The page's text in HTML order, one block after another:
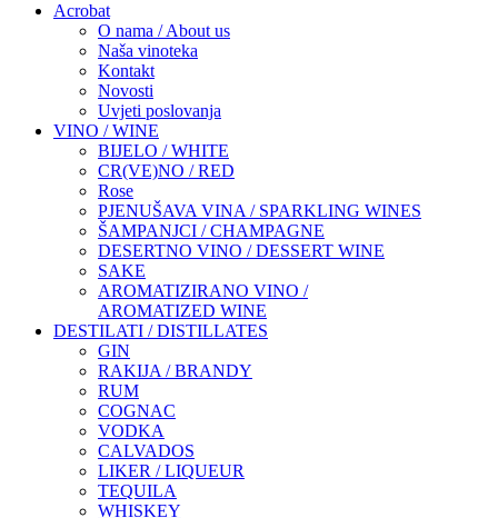
Acrobat
O nama / About us
Naša vinoteka
Kontakt
Novosti
Uvjeti poslovanja
VINO / WINE
BIJELO / WHITE
CR(VE)NO / RED
Rose
PJENUŠAVA VINA / SPARKLING WINES
ŠAMPANJCI / CHAMPAGNE
DESERTNO VINO / DESSERT WINE
SAKE
AROMATIZIRANO VINO /
AROMATIZED WINE
DESTILATI / DISTILLATES
GIN
RAKIJA / BRANDY
RUM
COGNAC
VODKA
CALVADOS
LIKER / LIQUEUR
TEQUILA
WHISKEY